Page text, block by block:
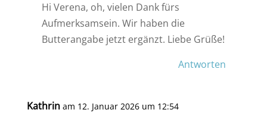
Hi Verena, oh, vielen Dank fürs
Aufmerksamsein. Wir haben die
Butterangabe jetzt ergänzt. Liebe Grüße!
Antworten
Kathrin am 12. Januar 2026 um 12:54